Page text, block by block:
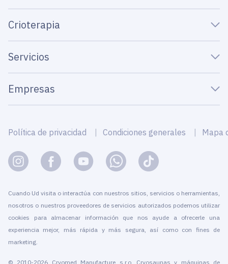
Crioterapia
Servicios
Empresas
Política de privacidad Condiciones generales Mapa
Cuando Ud visita o interactúa con nuestros sitios, servicios o herramientas,
nosotros o nuestros proveedores de servicios autorizados podemos utilizar
cookies para almacenar información que nos ayude a ofrecerle una
experiencia mejor, más rápida y más segura, así como con fines de
marketing.
© 2010-2026 Cryomed Manufacture s.r.o. Cryosaunas y máquinas de